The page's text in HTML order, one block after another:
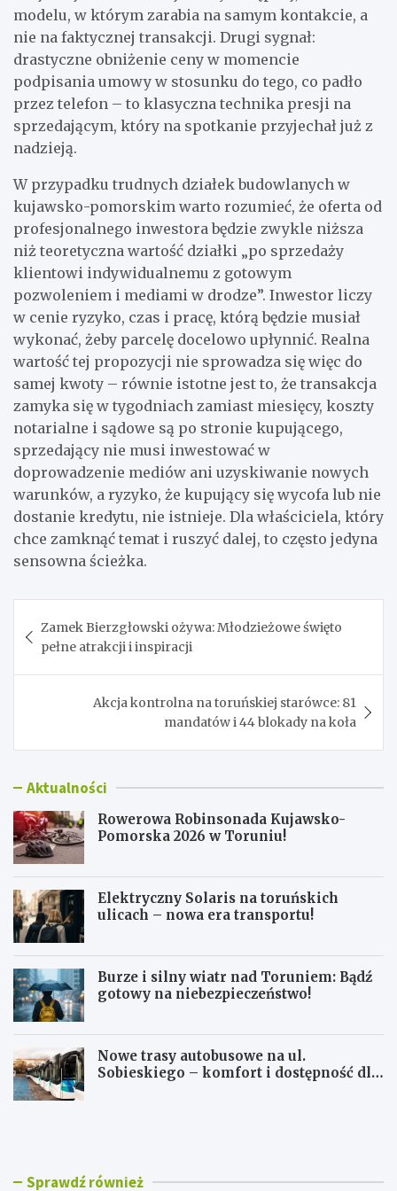
modelu, w którym zarabia na samym kontakcie, a
nie na faktycznej transakcji. Drugi sygnał:
drastyczne obniżenie ceny w momencie
podpisania umowy w stosunku do tego, co padło
przez telefon – to klasyczna technika presji na
sprzedającym, który na spotkanie przyjechał już z
nadzieją.
W przypadku trudnych działek budowlanych w
kujawsko-pomorskim warto rozumieć, że oferta od
profesjonalnego inwestora będzie zwykle niższa
niż teoretyczna wartość działki „po sprzedaży
klientowi indywidualnemu z gotowym
pozwoleniem i mediami w drodze”. Inwestor liczy
w cenie ryzyko, czas i pracę, którą będzie musiał
wykonać, żeby parcelę docelowo upłynnić. Realna
wartość tej propozycji nie sprowadza się więc do
samej kwoty – równie istotne jest to, że transakcja
zamyka się w tygodniach zamiast miesięcy, koszty
notarialne i sądowe są po stronie kupującego,
sprzedający nie musi inwestować w
doprowadzenie mediów ani uzyskiwanie nowych
warunków, a ryzyko, że kupujący się wycofa lub nie
dostanie kredytu, nie istnieje. Dla właściciela, który
chce zamknąć temat i ruszyć dalej, to często jedyna
sensowna ścieżka.
wpisu
Zamek Bierzgłowski ożywa: Młodzieżowe święto
pełne atrakcji i inspiracji
Akcja kontrolna na toruńskiej starówce: 81
mandatów i 44 blokady na koła
Aktualności
Rowerowa Robinsonada Kujawsko-
Pomorska 2026 w Toruniu!
Elektryczny Solaris na toruńskich
ulicach – nowa era transportu!
Burze i silny wiatr nad Toruniem: Bądź
gotowy na niebezpieczeństwo!
Nowe trasy autobusowe na ul.
Sobieskiego – komfort i dostępność dla
R
o
E
r Sprawdź również